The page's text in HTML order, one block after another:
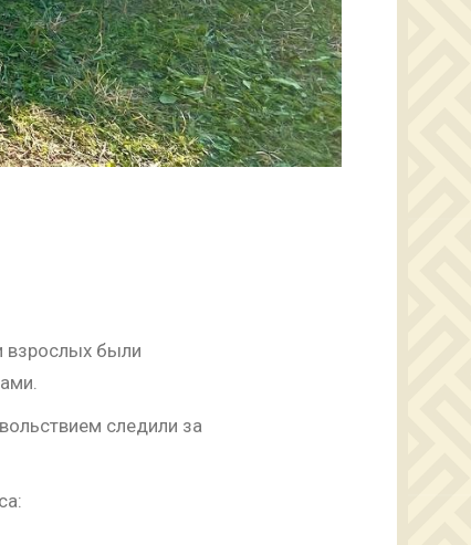
взрослых были
следили за